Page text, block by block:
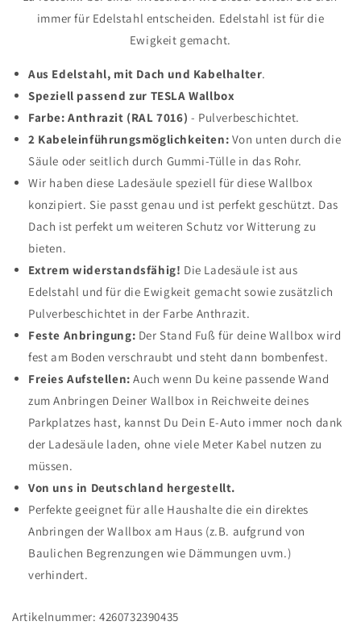
immer für Edelstahl entscheiden. Edelstahl ist für die
Ewigkeit gemacht.
Aus Edelstahl, mit Dach und Kabelhalter.
Speziell passend zur TESLA Wallbox
Farbe: Anthrazit (RAL 7016) - Pulverbeschichtet.
2 Kabeleinführungsmöglichkeiten: Von unten durch die
Säule oder seitlich durch Gummi-Tülle in das Rohr.
Wir haben diese Ladesäule speziell für diese Wallbox
konzipiert. Sie passt genau und ist perfekt geschützt. Das
Dach ist perfekt um weiteren Schutz vor Witterung zu
bieten.
Extrem widerstandsfähig! Die Ladesäule ist aus
Edelstahl und für die Ewigkeit gemacht sowie zusätzlich
Pulverbeschichtet in der Farbe Anthrazit.
Feste Anbringung: Der Stand Fuß für deine Wallbox wird
fest am Boden verschraubt und steht dann bombenfest.
Freies Aufstellen: Auch wenn Du keine passende Wand
zum Anbringen Deiner Wallbox in Reichweite deines
Parkplatzes hast, kannst Du Dein E-Auto immer noch dank
der Ladesäule laden, ohne viele Meter Kabel nutzen zu
müssen.
Von uns in Deutschland hergestellt.
Perfekte geeignet für alle Haushalte die ein direktes
Anbringen der Wallbox am Haus (z.B. aufgrund von
Baulichen Begrenzungen wie Dämmungen uvm.)
verhindert.
Artikelnummer: 4260732390435